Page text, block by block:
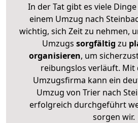
In der Tat gibt es viele
einem Umzug nach
wichtig, sich Zeit zu nehmen,
Umzugs sorgfältig zu
organisieren, um
reibungslos verläuft. Mit
Umzugsfirma kann ein
Umzug von Trier nach
erfolgreich durchgeführt
sorgen wir.